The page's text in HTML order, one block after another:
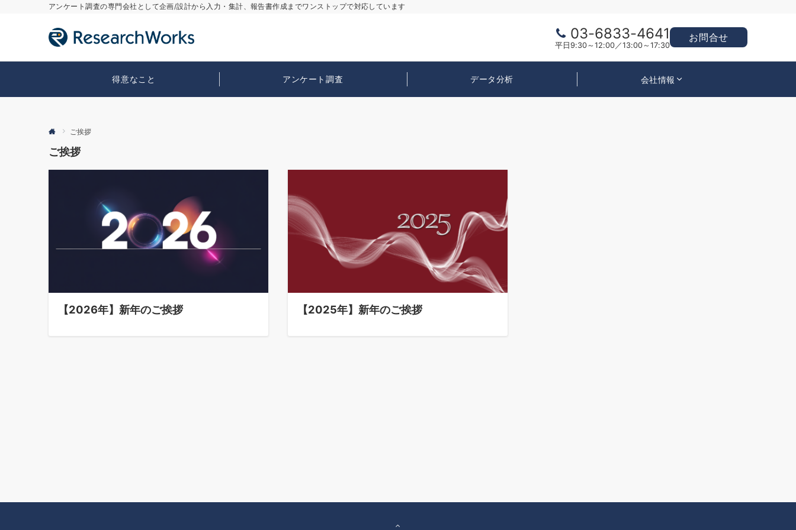
アンケート調査の専門会社として企画/設計から入力・集計、報告書作成までワンストップで対応しています
03-6833-4641
平日9:30～12:00／13:00～17:30
お問合せ
得意なこと アンケート調査 データ分析 会社情報
ご挨拶
ご挨拶
【2026年】新年のご挨拶 【2025年】新年のご挨拶